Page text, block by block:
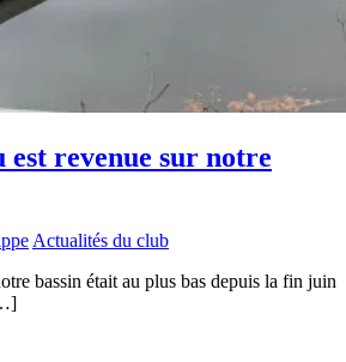
est revenue sur notre
Actualités du club
bassin était au plus bas depuis la fin juin